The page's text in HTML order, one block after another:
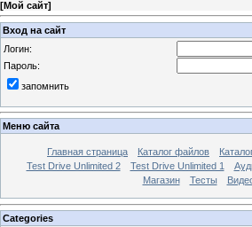
[Мой сайт]
Вход на сайт
Логин:
Пароль:
запомнить
Меню сайта
Главная страница Каталог файлов
Test Drive Unlimited 2
Test Drive Unlimited 1
Магазин
Тесты
Categories